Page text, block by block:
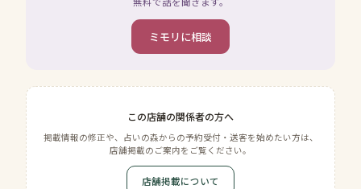
ミモリに相談
この店舗の関係者の方へ
掲載情報の修正や、占いの森からの予約受付・送客を始めたい方は、
店舗掲載のご案内をご覧ください。
店舗掲載について